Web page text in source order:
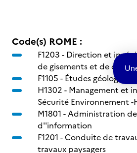
Code(s) ROME :
F1203 - Direction et
de gisements et de
F1105 - Études géologiques
H1302 - Management et
Sécurité Environnement -
M1801 -Administration
d''information
F1201 -Conduite de
travaux paysagers